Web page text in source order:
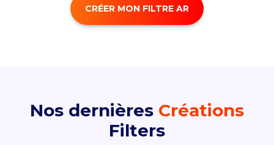
CRÉER MON FILTRE AR
Nos dernières Créations
Filters